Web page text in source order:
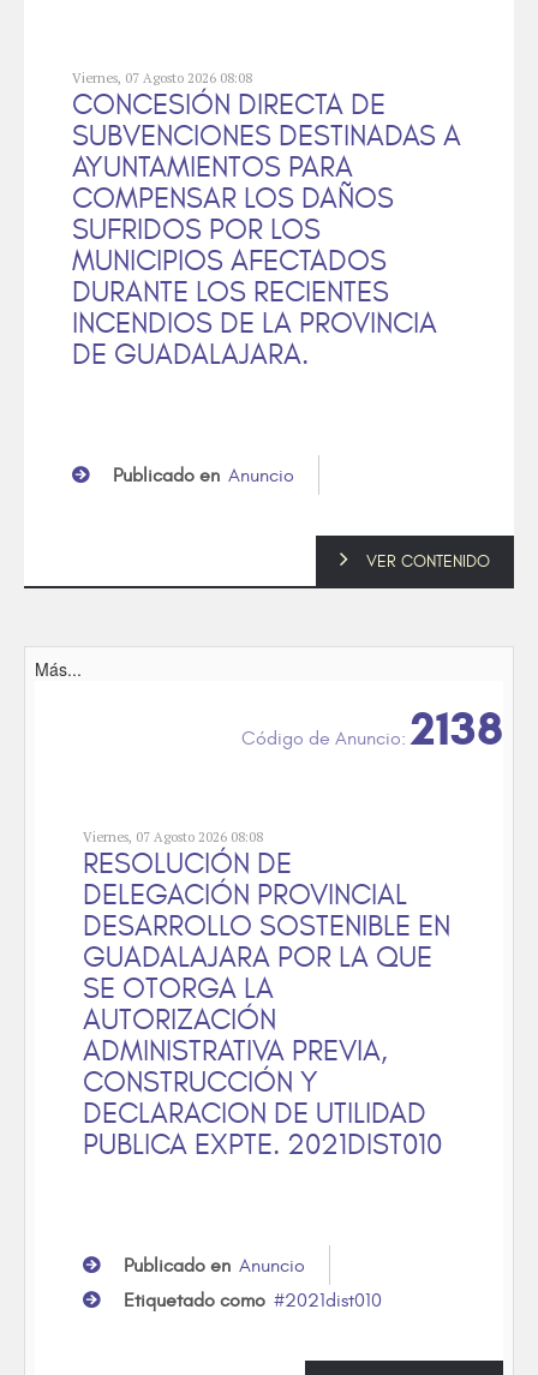
Viernes, 07 Agosto 2026 08:08
CONCESIÓN DIRECTA DE
SUBVENCIONES DESTINADAS A
AYUNTAMIENTOS PARA
COMPENSAR LOS DAÑOS
SUFRIDOS POR LOS
MUNICIPIOS AFECTADOS
DURANTE LOS RECIENTES
INCENDIOS DE LA PROVINCIA
DE GUADALAJARA.
Publicado en Anuncio
VER CONTENIDO
Más...
Viernes, 07 Agosto 2026 08:08
RESOLUCIÓN DE
DELEGACIÓN PROVINCIAL
DESARROLLO SOSTENIBLE EN
GUADALAJARA POR LA QUE
SE OTORGA LA
AUTORIZACIÓN
ADMINISTRATIVA PREVIA,
CONSTRUCCIÓN Y
DECLARACION DE UTILIDAD
PUBLICA EXPTE. 2021DIST010
2138
Publicado en Anuncio
Etiquetado como
2021dist010